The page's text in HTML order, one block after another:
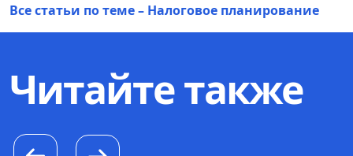
Все статьи по теме – Налоговое планирование
Читайте также